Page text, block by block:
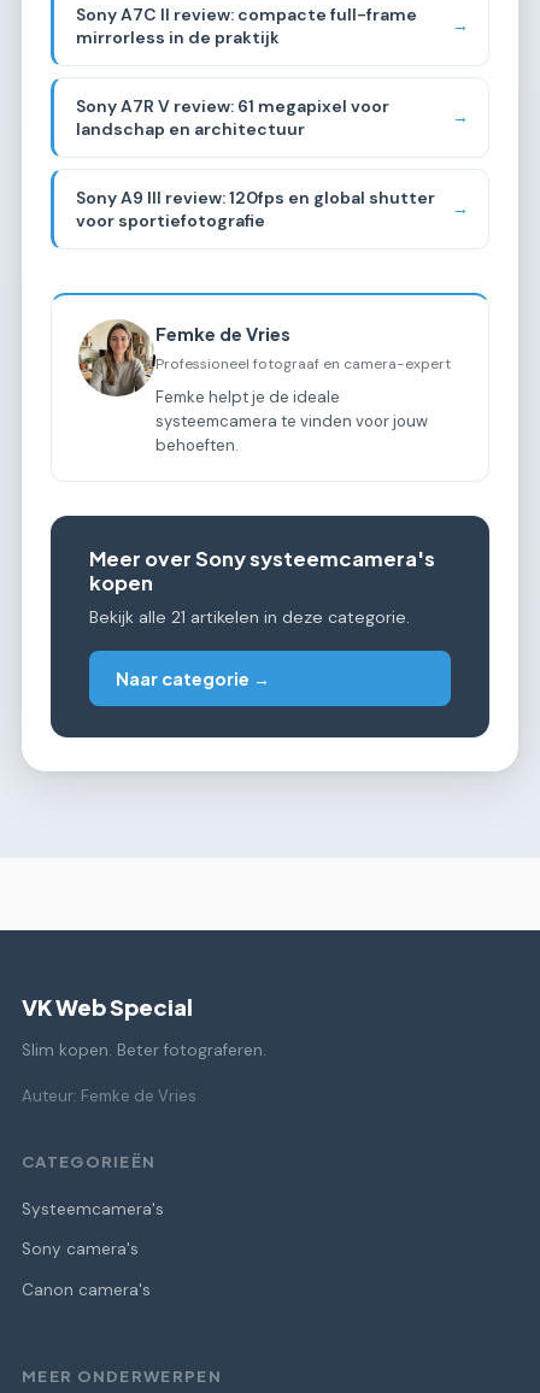
Sony A7C II review: compacte full-frame
mirrorless in de praktijk
→
Sony A7R V review: 61 megapixel voor
landschap en architectuur
→
Sony A9 III review: 120fps en global shutter
voor sportiefotografie
→
Femke de Vries
Professioneel fotograaf en camera-expert
Femke helpt je de ideale
systeemcamera te vinden voor jouw
behoeften.
Meer over Sony systeemcamera's
kopen
Bekijk alle 21 artikelen in deze categorie.
Naar categorie →
VK Web Special
Slim kopen. Beter fotograferen.
Auteur: Femke de Vries
CATEGORIEËN
Systeemcamera's
Sony camera's
Canon camera's
MEER ONDERWERPEN